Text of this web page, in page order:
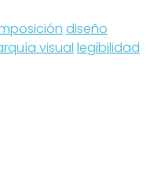
diseño
visual legibilidad
del autor del autor